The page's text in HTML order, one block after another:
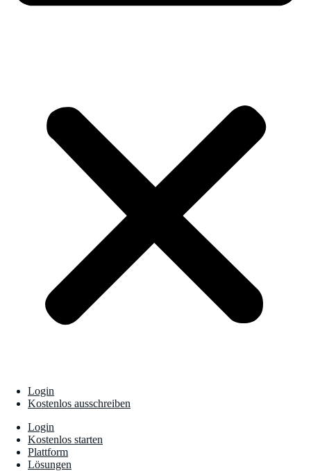
Login
Kostenlos ausschreiben
Login
Kostenlos starten
Plattform
Lösungen